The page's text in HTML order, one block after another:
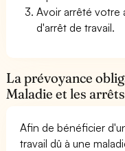
Avoir arrêté votre
d'arrêt de travail.
La prévoyance
Maladie et les
Afin de bénéficier
travail dû à une